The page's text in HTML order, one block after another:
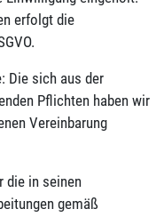
erfolgt die
Die sich aus der
Pflichten haben wir
Vereinbarung
die in seinen
gemäß